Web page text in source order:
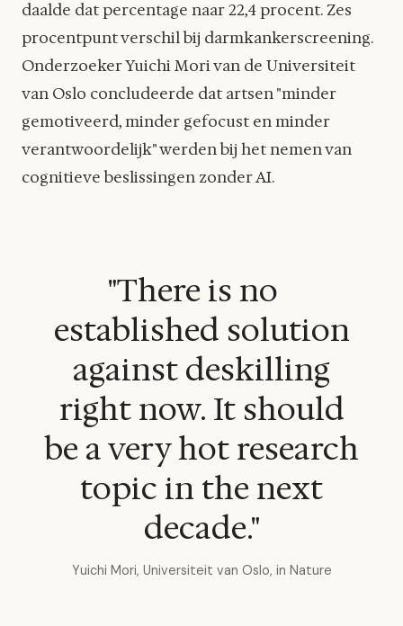
daalde dat percentage naar 22,4 procent. Zes
procentpunt verschil bij darmkankerscreening.
Onderzoeker Yuichi Mori van de Universiteit
van Oslo concludeerde dat artsen "minder
gemotiveerd, minder gefocust en minder
verantwoordelijk" werden bij het nemen van
cognitieve beslissingen zonder AI.
"There is no
established solution
against deskilling
right now. It should
be a very hot research
topic in the next
decade."
Yuichi Mori, Universiteit van Oslo, in Nature